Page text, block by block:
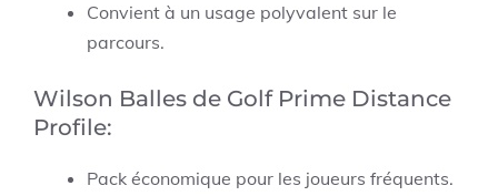
Convient à un usage polyvalent sur le
parcours.
Wilson Balles de Golf Prime Distance
Profile:
Pack économique pour les joueurs fréquents.